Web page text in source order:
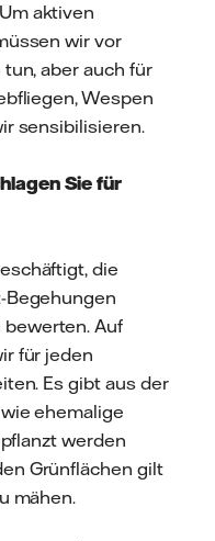
aktiven
wir vor
aber auch für
Wespen
sensibilisieren.
Sie für
die
Begehungen
Auf
für jeden
Es gibt aus der
ehemalige
werden
Grünflächen gilt
mähen.